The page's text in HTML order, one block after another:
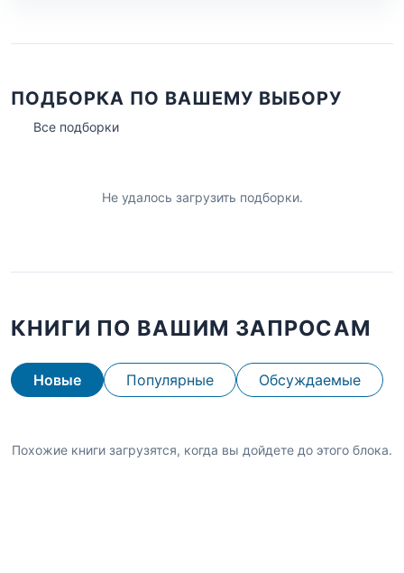
ПОДБОРКА ПО ВАШЕМУ ВЫБОРУ
Все подборки
Не удалось загрузить подборки.
КНИГИ ПО ВАШИМ ЗАПРОСАМ
Новые Популярные Обсуждаемые
Похожие книги загрузятся, когда вы дойдете до этого блока.